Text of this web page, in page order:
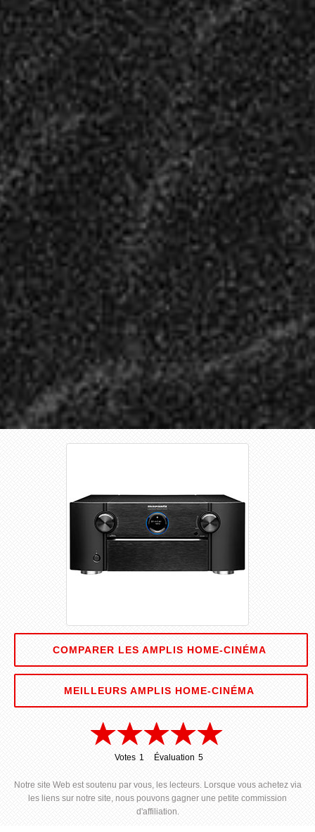
COMPARER LES AMPLIS HOME-CINÉMA
MEILLEURS AMPLIS HOME-CINÉMA
Votes 1
Évaluation 5
Notre site Web est soutenu par vous, les lecteurs. Lorsque vous achetez via
les liens sur notre site, nous pouvons gagner une petite commission
d'affiliation.